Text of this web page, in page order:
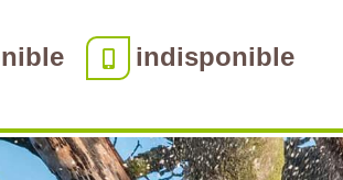
indisponible